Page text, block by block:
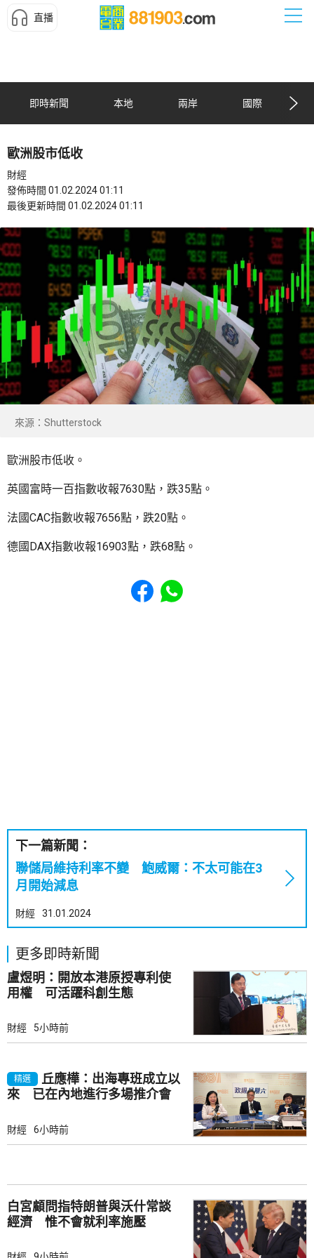
直播
即時新聞 本地 兩岸 國際
歐洲股市低收
財經
發佈時間 01.02.2024 01:11
最後更新時間 01.02.2024 01:11
來源：Shutterstock
歐洲股市低收。
英國富時一百指數收報7630點，跌35點。
法國CAC指數收報7656點，跌20點。
德國DAX指數收報16903點，跌68點。
Share to Facebook
Share to WhatsApp
下一篇新聞：
聯儲局維持利率不變 鮑威爾：不太可能在3
月開始減息
財經 31.01.2024
更多即時新聞
盧煜明：開放本港原授專利使
用權 可活躍科創生態
財經 5小時前
精選
丘應樺：出海專班成立以
來 已在內地進行多場推介會
財經 6小時前
白宮顧問指特朗普與沃什常談
經濟 惟不會就利率施壓